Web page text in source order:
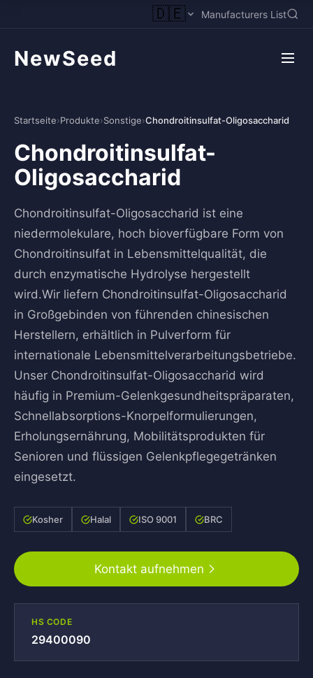
🇩🇪 Manufacturers List
NewSeed
Startseite›Produkte›Sonstige›Chondroitinsulfat-Oligosaccharid
Chondroitinsulfat-
Oligosaccharid
Chondroitinsulfat-Oligosaccharid ist eine
niedermolekulare, hoch bioverfügbare Form von
Chondroitinsulfat in Lebensmittelqualität, die
durch enzymatische Hydrolyse hergestellt
wird.Wir liefern Chondroitinsulfat-Oligosaccharid
in Großgebinden von führenden chinesischen
Herstellern, erhältlich in Pulverform für
internationale Lebensmittelverarbeitungsbetriebe.
Unser Chondroitinsulfat-Oligosaccharid wird
häufig in Premium-Gelenkgesundheitspräparaten,
Schnellabsorptions-Knorpelformulierungen,
Erholungsernährung, Mobilitätsprodukten für
Senioren und flüssigen Gelenkpflegegetränken
eingesetzt.
Kosher Halal ISO 9001 BRC
Kontakt aufnehmen
HS CODE
29400090